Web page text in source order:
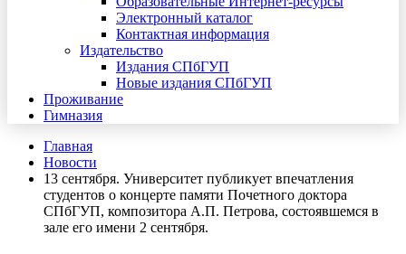
Электронный каталог
Контактная информация
Издательство
Издания СПбГУП
Новые издания СПбГУП
Проживание
Гимназия
Главная
Новости
13 сентября. Университет публикует впечатления
студентов о концерте памяти Почетного доктора
СПбГУП, композитора А.П. Петрова, состоявшемся в
зале его имени 2 сентября.